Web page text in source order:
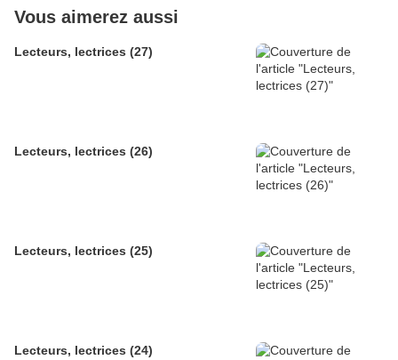
Vous aimerez aussi
Lecteurs, lectrices (27)
Lecteurs, lectrices (26)
Lecteurs, lectrices (25)
Lecteurs, lectrices (24)